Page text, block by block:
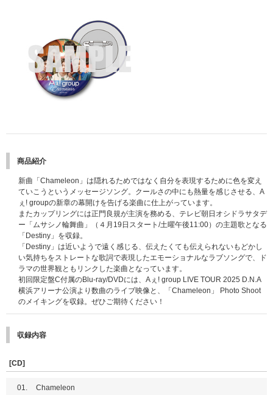
商品紹介
新曲「Chameleon」は隠れるためではなく自分を表現するために色を変え
ていこうというメッセージソング。クールさの中にも熱量を感じさせる、A
ぇ! groupの新章の幕開けを告げる楽曲に仕上がっています。
またカップリングには正門良規が主演を務める、テレビ朝日オシドラサタデ
ー「ムサシノ輪舞曲」（４月19日スタート/土曜午後11:00）の主題歌となる
「Destiny」を収録。
「Destiny」は近いようで遠く感じる、伝えたくても伝えられないもどかし
い気持ちをストレートな歌詞で表現したエモーショナルなラブソングで、ド
ラマの世界観ともリンクした楽曲となっています。
初回限定盤C付属のBlu-ray/DVDには、Aぇ! group LIVE TOUR 2025 D.N.A
横浜アリーナ公演より数曲のライブ映像と、「Chameleon」 Photo Shoot
のメイキングを収録。ぜひご期待ください！
収録内容
[CD]
01. Chameleon